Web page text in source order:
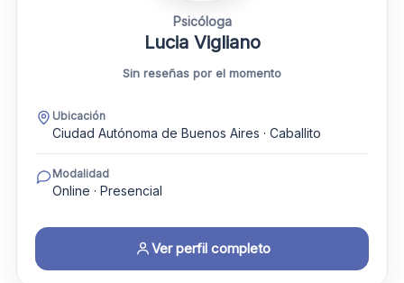
Psicóloga
Lucia Vigliano
Sin reseñas por el momento
Ubicación
Ciudad Autónoma de Buenos Aires · Caballito
Modalidad
Online · Presencial
Ver perfil completo